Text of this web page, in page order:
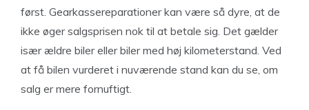
først. Gearkassereparationer kan være så dyre, at de
ikke øger salgsprisen nok til at betale sig. Det gælder
især ældre biler eller biler med høj kilometerstand. Ved
at få bilen vurderet i nuværende stand kan du se, om
salg er mere fornuftigt.